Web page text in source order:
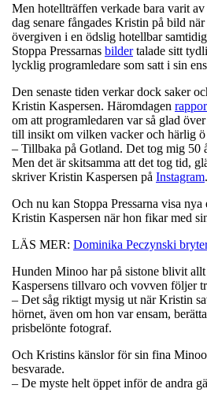
Men hotellträffen verkade bara varit
dag senare fångades Kristin på bild
övergiven i en ödslig hotellbar
Stoppa Pressarnas bildertalade sitt
lycklig programledare som satt i sin
Den senaste tiden verkar dock saker
Kristin Kaspersen. Häromdagen
om att programledaren var så glad
till insikt om vilken vacker och härlig ö
– Tillbaka på Gotland. Det tog mig 50
Men det är skitsamma att det tog tid,
skriver Kristin Kaspersen på Instagram.
Och nu kan Stoppa Pressarna visa
Kristin Kaspersen när hon fikar med
LÄS MER: Dominika Peczynski
Hunden Minoo har på sistone blivit
Kaspersens tillvaro och vovven följer
– Det såg riktigt mysig ut när Kristin
hörnet, även om hon var ensam,
prisbelönte fotograf.
Och Kristins känslor för sin fina
besvarade.
– De myste helt öppet inför de andra